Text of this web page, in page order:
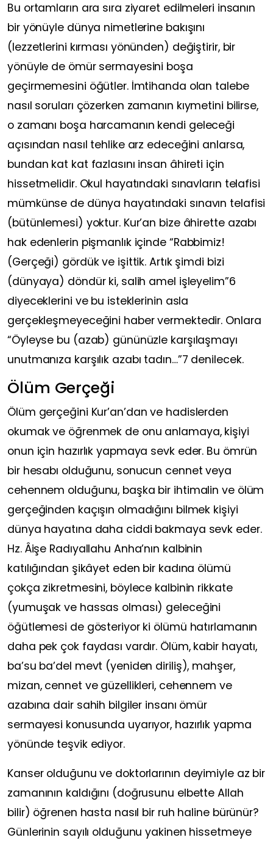
Bu ortamların ara sıra ziyaret edilmeleri insanın
bir yönüyle dünya nimetlerine bakışını
(lezzetlerini kırması yönünden) değiştirir, bir
yönüyle de ömür sermayesini boşa
geçirmemesini öğütler. İmtihanda olan talebe
nasıl soruları çözerken zamanın kıymetini bilirse,
o zamanı boşa harcamanın kendi geleceği
açısından nasıl tehlike arz edeceğini anlarsa,
bundan kat kat fazlasını insan âhireti için
hissetmelidir. Okul hayatındaki sınavların telafisi
mümkünse de dünya hayatındaki sınavın telafisi
(bütünlemesi) yoktur. Kur’an bize âhirette azabı
hak edenlerin pişmanlık içinde “Rabbimiz!
(Gerçeği) gördük ve işittik. Artık şimdi bizi
(dünyaya) döndür ki, salih amel işleyelim”6
diyeceklerini ve bu isteklerinin asla
gerçekleşmeyeceğini haber vermektedir. Onlara
“Öyleyse bu (azab) gününüzle karşılaşmayı
unutmanıza karşılık azabı tadın…”7 denilecek.
Ölüm Gerçeği
Ölüm gerçeğini Kur’an’dan ve hadislerden
okumak ve öğrenmek de onu anlamaya, kişiyi
onun için hazırlık yapmaya sevk eder. Bu ömrün
bir hesabı olduğunu, sonucun cennet veya
cehennem olduğunu, başka bir ihtimalin ve ölüm
gerçeğinden kaçışın olmadığını bilmek kişiyi
dünya hayatına daha ciddi bakmaya sevk eder.
Hz. Âişe Radıyallahu Anha’nın kalbinin
katılığından şikâyet eden bir kadına ölümü
çokça zikretmesini, böylece kalbinin rikkate
(yumuşak ve hassas olması) geleceğini
öğütlemesi de gösteriyor ki ölümü hatırlamanın
daha pek çok faydası vardır. Ölüm, kabir hayatı,
ba’su ba’del mevt (yeniden diriliş), mahşer,
mizan, cennet ve güzellikleri, cehennem ve
azabına dair sahih bilgiler insanı ömür
sermayesi konusunda uyarıyor, hazırlık yapma
yönünde teşvik ediyor.
Kanser olduğunu ve doktorlarının deyimiyle az bir
zamanının kaldığını (doğrusunu elbette Allah
bilir) öğrenen hasta nasıl bir ruh haline bürünür?
Günlerinin sayılı olduğunu yakinen hissetmeye